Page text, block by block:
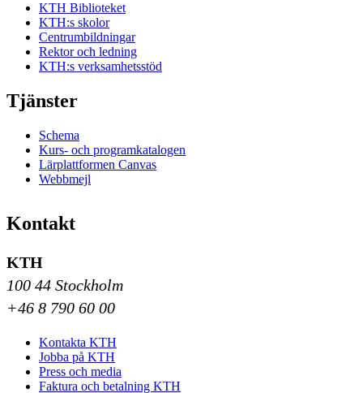
KTH Biblioteket
KTH:s skolor
Centrumbildningar
Rektor och ledning
KTH:s verksamhetsstöd
Tjänster
Schema
Kurs- och programkatalogen
Lärplattformen Canvas
Webbmejl
Kontakt
KTH
100 44 Stockholm
+46 8 790 60 00
Kontakta KTH
Jobba på KTH
Press och media
Faktura och betalning KTH